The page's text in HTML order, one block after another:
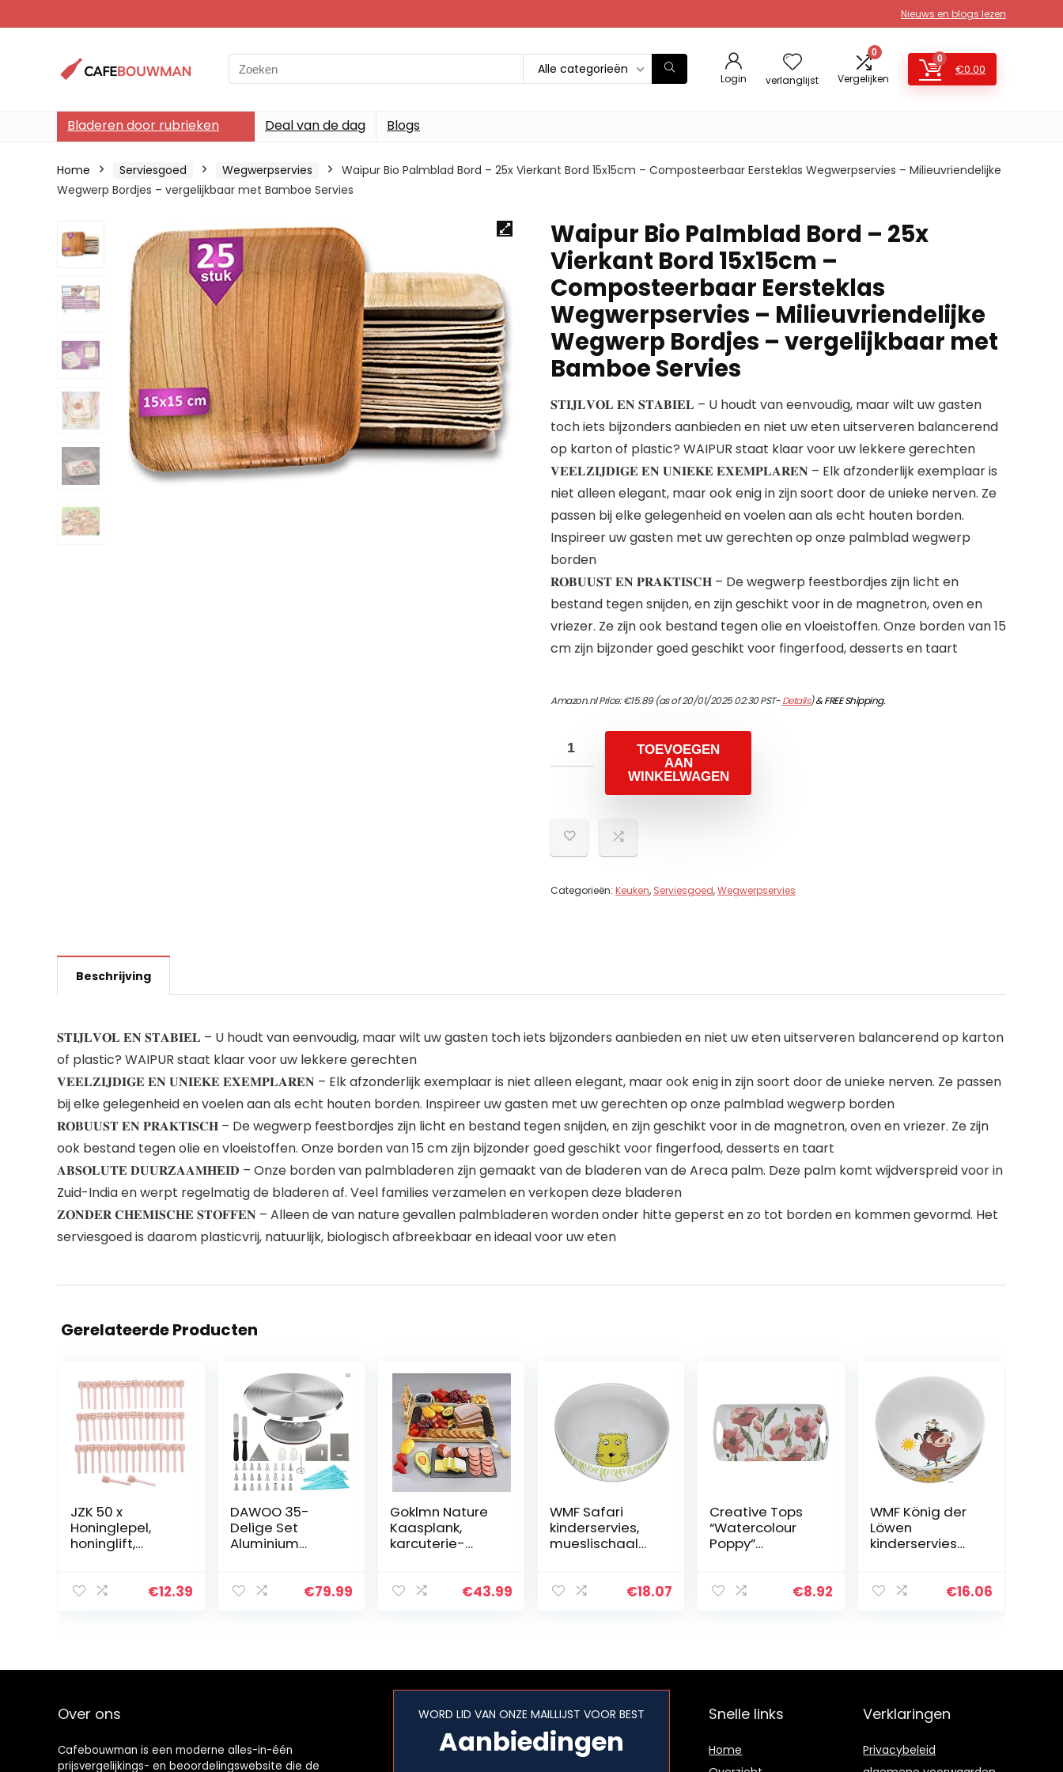
Nieuws en blogs lezen
Search
for:
Alle categorieën
Login verlanglijst
0
Vergelijken
0
€0.00
Bladeren door rubrieken Deal van de dag Blogs
Home Serviesgoed Wegwerpservies
Waipur Bio Palmblad Bord – 25x Vierkant Bord 15x15cm – Composteerbaar Eersteklas Wegwerpservies – Milieuvriendelijke
Wegwerp Bordjes – vergelijkbaar met Bamboe Servies
Waipur Bio Palmblad Bord – 25x
Vierkant Bord 15x15cm –
Composteerbaar Eersteklas
Wegwerpservies – Milieuvriendelijke
Wegwerp Bordjes – vergelijkbaar met
Bamboe Servies
𝐒𝐓𝐈𝐉𝐋𝐕𝐎𝐋 𝐄𝐍 𝐒𝐓𝐀𝐁𝐈𝐄𝐋 – U houdt van eenvoudig, maar wilt uw gasten
toch iets bijzonders aanbieden en niet uw eten uitserveren balancerend
op karton of plastic? WAIPUR staat klaar voor uw lekkere gerechten
𝐕𝐄𝐄𝐋𝐙𝐈𝐉𝐃𝐈𝐆𝐄 𝐄𝐍 𝐔𝐍𝐈𝐄𝐊𝐄 𝐄𝐗𝐄𝐌𝐏𝐋𝐀𝐑𝐄𝐍 – Elk afzonderlijk exemplaar is
niet alleen elegant, maar ook enig in zijn soort door de unieke nerven. Ze
passen bij elke gelegenheid en voelen aan als echt houten borden.
Inspireer uw gasten met uw gerechten op onze palmblad wegwerp
borden
𝐑𝐎𝐁𝐔𝐔𝐒𝐓 𝐄𝐍 𝐏𝐑𝐀𝐊𝐓𝐈𝐒𝐂𝐇 – De wegwerp feestbordjes zijn licht en
bestand tegen snijden, en zijn geschikt voor in de magnetron, oven en
vriezer. Ze zijn ook bestand tegen olie en vloeistoffen. Onze borden van 15
cm zijn bijzonder goed geschikt voor fingerfood, desserts en taart
Amazon.nl Price:€15.89(as of 20/01/2025 02:30 PST-Details)&FREE Shipping.
TOEVOEGEN
AAN
WINKELWAGEN
Categorieën: Keuken, Serviesgoed,Wegwerpservies
Beschrijving
𝐒𝐓𝐈𝐉𝐋𝐕𝐎𝐋 𝐄𝐍 𝐒𝐓𝐀𝐁𝐈𝐄𝐋 – U houdt van eenvoudig, maar wilt uw gasten toch iets bijzonders aanbieden en niet uw eten uitserveren balancerend op karton
of plastic? WAIPUR staat klaar voor uw lekkere gerechten
𝐕𝐄𝐄𝐋𝐙𝐈𝐉𝐃𝐈𝐆𝐄 𝐄𝐍 𝐔𝐍𝐈𝐄𝐊𝐄 𝐄𝐗𝐄𝐌𝐏𝐋𝐀𝐑𝐄𝐍 – Elk afzonderlijk exemplaar is niet alleen elegant, maar ook enig in zijn soort door de unieke nerven. Ze passen
bij elke gelegenheid en voelen aan als echt houten borden. Inspireer uw gasten met uw gerechten op onze palmblad wegwerp borden
𝐑𝐎𝐁𝐔𝐔𝐒𝐓 𝐄𝐍 𝐏𝐑𝐀𝐊𝐓𝐈𝐒𝐂𝐇 – De wegwerp feestbordjes zijn licht en bestand tegen snijden, en zijn geschikt voor in de magnetron, oven en vriezer. Ze zijn
ook bestand tegen olie en vloeistoffen. Onze borden van 15 cm zijn bijzonder goed geschikt voor fingerfood, desserts en taart
𝐀𝐁𝐒𝐎𝐋𝐔𝐓𝐄 𝐃𝐔𝐔𝐑𝐙𝐀𝐀𝐌𝐇𝐄𝐈𝐃 – Onze borden van palmbladeren zijn gemaakt van de bladeren van de Areca palm. Deze palm komt wijdverspreid voor in
Zuid-India en werpt regelmatig de bladeren af. Veel families verzamelen en verkopen deze bladeren
𝐙𝐎𝐍𝐃𝐄𝐑 𝐂𝐇𝐄𝐌𝐈𝐒𝐂𝐇𝐄 𝐒𝐓𝐎𝐅𝐅𝐄𝐍 – Alleen de van nature gevallen palmbladeren worden onder hitte geperst en zo tot borden en kommen gevormd. Het
serviesgoed is daarom plasticvrij, natuurlijk, biologisch afbreekbaar en ideaal voor uw eten
Gerelateerde Producten
JZK 50 x
Honinglepel,
honinglift,
cm, voor bruiloft,
chap
€12.39
DAWOO 35-
Delige Set
Aluminium
Taartplateau,
Gladder
€79.99
Goklmn Nature
Kaasplank,
karcuterie-
leiplaat,
€43.99
WMF Safari
kinderservies,
mueslischaal
porselein,
€18.07
Creative Tops
“Watercolour
Poppy”
decoratieve €8.92
WMF König der
Löwen
kinderservies
porselein,
€16.06
Over ons
Cafebouwman is een moderne alles-in-één
prijsvergelijkings- en beoordelingswebsite die de
WORD LID VAN ONZE MAILLIJST VOOR BEST
Aanbiedingen
Snelle links
Home
Verklaringen
Privacybeleid